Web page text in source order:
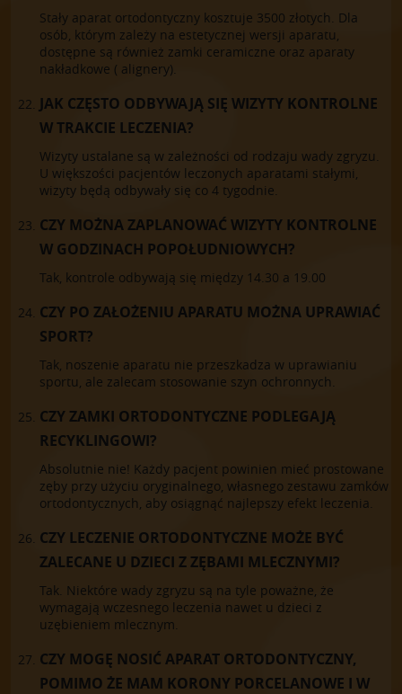
Stały aparat ortodontyczny kosztuje 3500 złotych. Dla
osób, którym zależy na estetycznej wersji aparatu,
dostępne są również zamki ceramiczne oraz aparaty
nakładkowe ( alignery).
JAK CZĘSTO ODBYWAJĄ SIĘ WIZYTY KONTROLNE
W TRAKCIE LECZENIA?
Wizyty ustalane są w zależności od rodzaju wady zgryzu.
U większości pacjentów leczonych aparatami stałymi,
wizyty będą odbywały się co 4 tygodnie.
CZY MOŻNA ZAPLANOWAĆ WIZYTY KONTROLNE
W GODZINACH POPOŁUDNIOWYCH?
Tak, kontrole odbywają się między 14.30 a 19.00
CZY PO ZAŁOŻENIU APARATU MOŻNA UPRAWIAĆ
SPORT?
Tak, noszenie aparatu nie przeszkadza w uprawianiu
sportu, ale zalecam stosowanie szyn ochronnych.
CZY ZAMKI ORTODONTYCZNE PODLEGAJĄ
RECYKLINGOWI?
Absolutnie nie! Każdy pacjent powinien mieć prostowane
zęby przy użyciu oryginalnego, własnego zestawu zamków
ortodontycznych, aby osiągnąć najlepszy efekt leczenia.
CZY LECZENIE ORTODONTYCZNE MOŻE BYĆ
ZALECANE U DZIECI Z ZĘBAMI MLECZNYMI?
Tak. Niektóre wady zgryzu są na tyle poważne, że
wymagają wczesnego leczenia nawet u dzieci z
uzębieniem mlecznym.
CZY MOGĘ NOSIĆ APARAT ORTODONTYCZNY,
POMIMO ŻE MAM KORONY PORCELANOWE I W